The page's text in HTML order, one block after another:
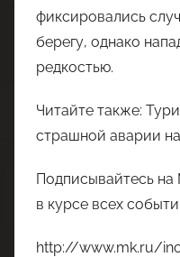
фиксировались
берегу, однако
редкостью.
Читайте также:
страшной аварии
Подписывайтесь
в курсе всех
http://www.mk.ru/